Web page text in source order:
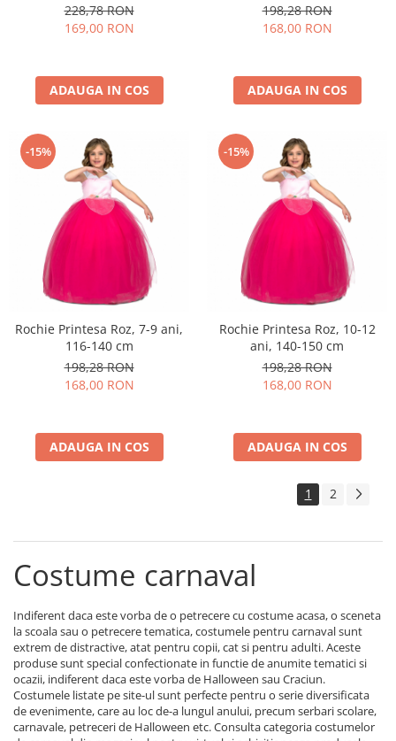
228,78 RON
169,00 RON
ADAUGA IN COS
198,28 RON
168,00 RON
ADAUGA IN COS
-15%
Rochie Printesa Roz, 7-9 ani,
116-140 cm
198,28 RON
168,00 RON
ADAUGA IN COS
-15%
Rochie Printesa Roz, 10-12
ani, 140-150 cm
198,28 RON
168,00 RON
ADAUGA IN COS
1 2
Costume carnaval
Indiferent daca este vorba de o petrecere cu costume acasa, o sceneta
la scoala sau o petrecere tematica, costumele pentru carnaval sunt
extrem de distractive, atat pentru copii, cat si pentru adulti. Aceste
produse sunt special confectionate in functie de anumite tematici si
ocazii, indiferent daca este vorba de Halloween sau Craciun.
Costumele listate pe site-ul sunt perfecte pentru o serie diversificata
de evenimente, care au loc de-a lungul anului, precum serbari scolare,
carnavale, petreceri de Halloween etc. Consulta categoria costumelor